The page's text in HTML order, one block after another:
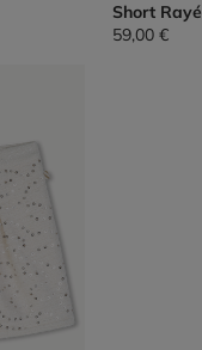
Short Rayé
59,00 €